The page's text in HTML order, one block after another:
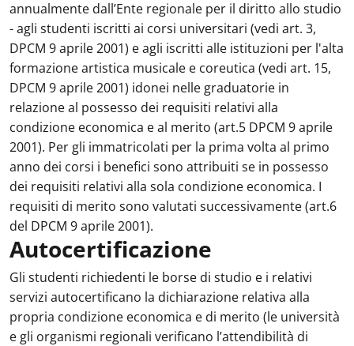
annualmente dall’Ente regionale per il diritto allo studio
- agli studenti iscritti ai corsi universitari (vedi art. 3,
DPCM 9 aprile 2001) e agli iscritti alle istituzioni per l'alta
formazione artistica musicale e coreutica (vedi art. 15,
DPCM 9 aprile 2001) idonei nelle graduatorie in
relazione al possesso dei requisiti relativi alla
condizione economica e al merito (art.5 DPCM 9 aprile
2001). Per gli immatricolati per la prima volta al primo
anno dei corsi i benefici sono attribuiti se in possesso
dei requisiti relativi alla sola condizione economica. I
requisiti di merito sono valutati successivamente (art.6
del DPCM 9 aprile 2001).
Autocertificazione
Gli studenti richiedenti le borse di studio e i relativi
servizi autocertificano la dichiarazione relativa alla
propria condizione economica e di merito (le università
e gli organismi regionali verificano l’attendibilità di